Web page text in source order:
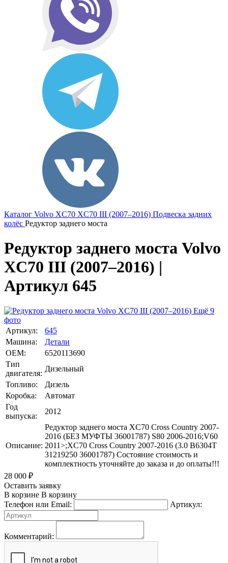
Каталог Volvo XC70 XC70 III (2007–2016) Подвеска задних
колёс Редуктор заднего моста
Редуктор заднего моста Volvo
XC70 III (2007–2016) |
Артикул 645
Ещё 9
фото
Артикул:
645
Машина:
Детали
OEM:
6520113690
Тип
двигателя:
Дизельный
Топливо:
Дизель
Коробка:
Автомат
Год
выпуска:
2012
Описание:
Редуктор заднего моста XC70 Cross Country 2007-
2016 (БЕЗ МУФТЫ 36001787) S80 2006-2016;V60
2011>;XC70 Cross Country 2007-2016 (3.0 B6304T
31219250 36001787) Состояние стоимость и
комплектность уточняйте до заказа и до оплаты!!!
28 000 ₽
Оставить заявку
В корзине В корзину
Телефон или Email:
Артикул:
Комментарий: